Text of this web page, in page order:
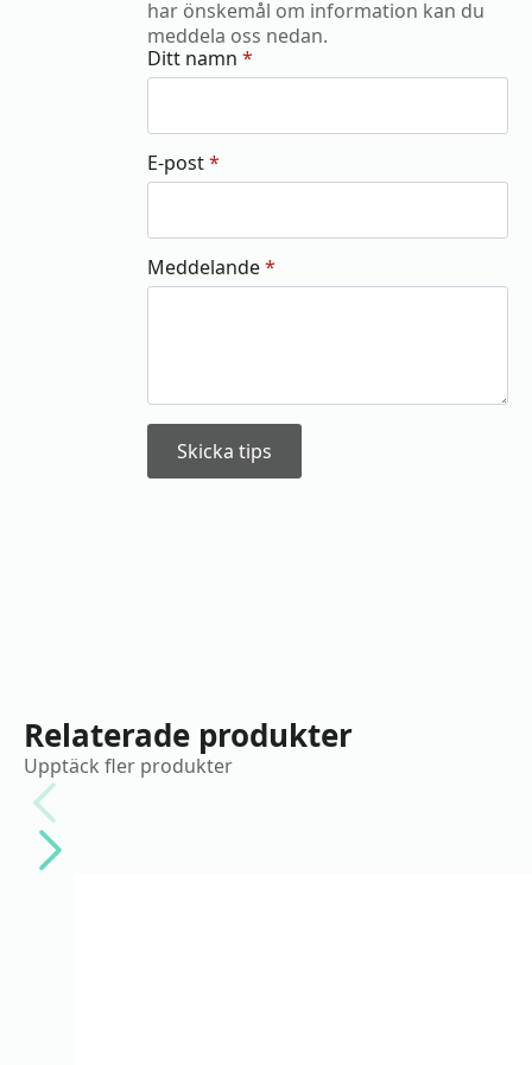
har önskemål om information kan du
meddela oss nedan.
Ditt namn *
E-post*
Meddelande*
Skicka tips
Relaterade produkter
Upptäck fler produkter